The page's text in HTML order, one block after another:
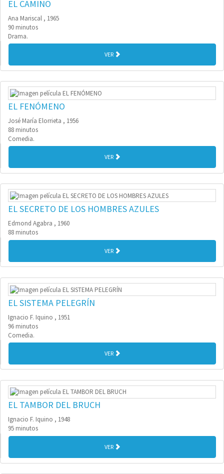
EL CAMINO
Ana Mariscal , 1965
90 minutos
Drama.
VER
EL FENÓMENO
José María Elorrieta , 1956
88 minutos
Comedia.
VER
EL SECRETO DE LOS HOMBRES AZULES
Edmond Agabra , 1960
88 minutos
VER
EL SISTEMA PELEGRÍN
Ignacio F. Iquino , 1951
96 minutos
Comedia.
VER
EL TAMBOR DEL BRUCH
Ignacio F. Iquino , 1948
95 minutos
VER